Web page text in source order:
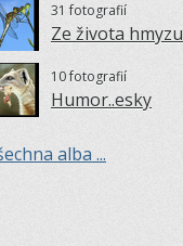
31 fotografií
Ze života hmyzu
10 fotografií
Humor..esky
alba ...